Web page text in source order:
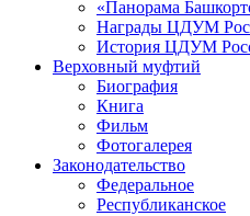
«Панорама
Награды ЦДУМ
История ЦДУМ
Верховный муфтий
Биография
Книга
Фильм
Фотогалерея
Законодательство
Федеральное
Республиканское